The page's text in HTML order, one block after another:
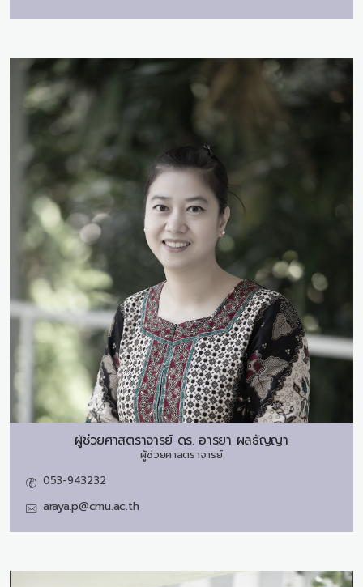
ผู้ช่วยศาสตราจารย์ ดร. อารยา ผลธัญญา
ผู้ช่วยศาสตราจารย์
053-943232
araya.p@cmu.ac.th